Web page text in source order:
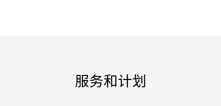
服务和计划